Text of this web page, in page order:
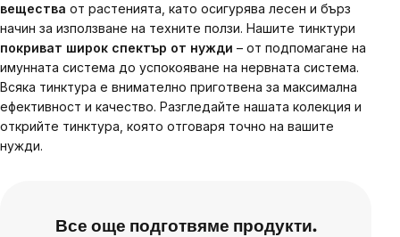
вещества от растенията, като осигурява лесен и бърз
начин за използване на техните ползи. Нашите тинктури
покриват широк спектър от нужди – от подпомагане на
имунната система до успокояване на нервната система.
Всяка тинктура е внимателно приготвена за максимална
ефективност и качество. Разгледайте нашата колекция и
открийте тинктура, която отговаря точно на вашите
нужди.
Все още подготвяме продукти.